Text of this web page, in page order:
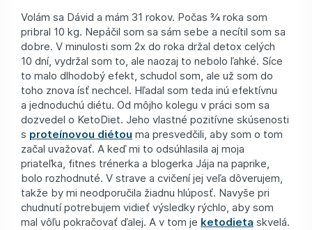
Volám sa Dávid a mám 31 rokov. Počas ¾ roka som
pribral 10 kg. Nepáčil som sa sám sebe a necítil som sa
dobre. V minulosti som 2x do roka držal detox celých
10 dní, vydržal som to, ale naozaj to nebolo ľahké. Síce
to malo dlhodobý efekt, schudol som, ale už som do
toho znova ísť nechcel. Hľadal som teda inú efektívnu
a jednoduchú diétu. Od môjho kolegu v práci som sa
dozvedel o KetoDiet. Jeho vlastné pozitívne skúsenosti
s proteínovou diétou ma presvedčili, aby som o tom
začal uvažovať. A keď mi to odsúhlasila aj moja
priateľka, fitnes trénerka a blogerka Jája na paprike,
bolo rozhodnuté. V strave a cvičení jej veľa dôverujem,
takže by mi neodporučila žiadnu hlúposť. Navyše pri
chudnutí potrebujem vidieť výsledky rýchlo, aby som
mal vôľu pokračovať ďalej. A v tom je ketodieta skvelá.